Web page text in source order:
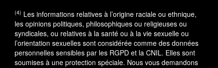
(4) Les informations relatives à l’origine raciale ou ethnique,
les opinions politiques, philosophiques ou religieuses ou
syndicales, ou relatives à la santé ou à la vie sexuelle ou
l’orientation sexuelles sont considérée comme des données
personnelles sensibles par les RGPD et la CNIL. Elles sont
soumises à une protection spéciale. Nous vous demandons